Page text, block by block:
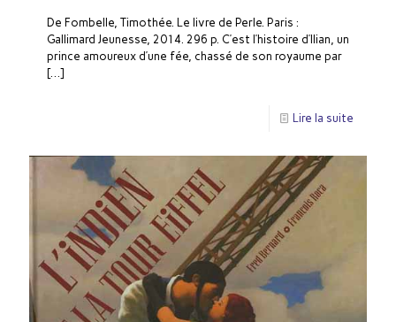
De Fombelle, Timothée. Le livre de Perle. Paris :
Gallimard Jeunesse, 2014. 296 p. C’est l’histoire d’Ilian, un
prince amoureux d’une fée, chassé de son royaume par
[…]
Lire la suite